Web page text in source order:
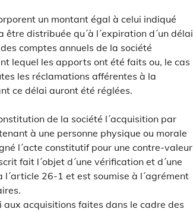
un montant égal à celui indiqué
être distribuée qu´à l´expiration d´un délai
comptes annuels de la société
lequel les apports ont été faits ou, le cas
les réclamations afférentes à la
ce délai auront été réglées.
de la société l´acquisition par
à une personne physique ou morale
l´acte constitutif pour une contre-valeur
fait l´objet d´une vérification et d´une
26-1 et est soumise à l´agrément
aux acquisitions faites dans le cadre des